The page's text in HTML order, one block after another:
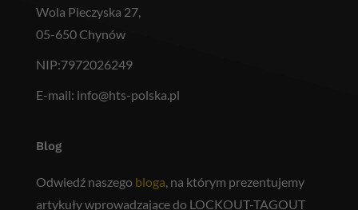
Wola Pieczyska 27,
05-650 Chynów
NIP:7972026249
E-mail: info@hts-polska.pl
Blog
Odwiedź naszego bloga, na którym prezentujemy
artykuły wprowadzające do LOCKOUT-TAGOUT